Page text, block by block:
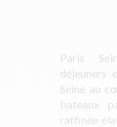
Paris
déjeuners
Seine au
bateaux
raffinée